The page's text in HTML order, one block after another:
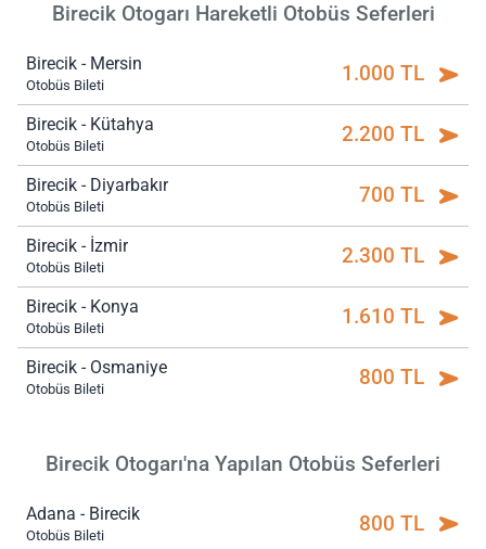
Birecik Otogarı Hareketli Otobüs Seferleri
Birecik - Mersin
Otobüs Bileti 1.000 TL
Birecik - Kütahya
Otobüs Bileti 2.200 TL
Birecik - Diyarbakır
Otobüs Bileti 700 TL
Birecik - İzmir
Otobüs Bileti 2.300 TL
Birecik - Konya
Otobüs Bileti 1.610 TL
Birecik - Osmaniye
Otobüs Bileti 800 TL
Birecik Otogarı'na Yapılan Otobüs Seferleri
Adana - Birecik
Otobüs Bileti 800 TL